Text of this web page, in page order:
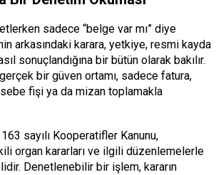
sadece “belge var mı” diye
arkasındaki karara, yetkiye, resmi kayda
sonuçlandığına bir bütün olarak bakılır.
bir güven ortamı, sadece fatura,
fişi ya da mizan toplamakla
sayılı Kooperatifler Kanunu,
organ kararları ve ilgili düzenlemelerle
Denetlenebilir bir işlem, kararın